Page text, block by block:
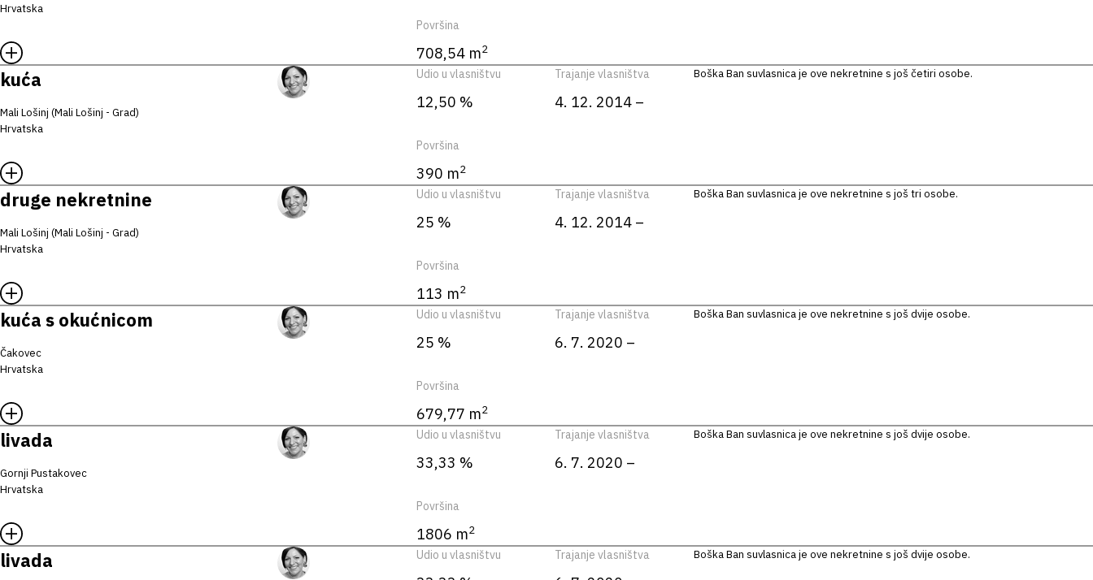
Hrvatska
Površina
708,54 m2
kuća
Mali Lošinj (Mali Lošinj - Grad)
Hrvatska
Udio u vlasništvu
12,50 %
Trajanje vlasništva
4. 12. 2014 –
Površina
390 m2
Boška Ban suvlasnica je ove nekretnine s još četiri osobe.
druge nekretnine
Mali Lošinj (Mali Lošinj - Grad)
Hrvatska
Udio u vlasništvu
25 %
Trajanje vlasništva
4. 12. 2014 –
Površina
113 m2
Boška Ban suvlasnica je ove nekretnine s još tri osobe.
kuća s okućnicom
Čakovec
Hrvatska
Udio u vlasništvu
25 %
Trajanje vlasništva
6. 7. 2020 –
Površina
679,77 m2
Boška Ban suvlasnica je ove nekretnine s još dvije osobe.
livada
Gornji Pustakovec
Hrvatska
Udio u vlasništvu
33,33 %
Trajanje vlasništva
6. 7. 2020 –
Površina
1806 m2
Boška Ban suvlasnica je ove nekretnine s još dvije osobe.
livada Udio u vlasništvu Trajanje vlasništva Boška Ban suvlasnica je ove nekretnine s još dvije osobe.